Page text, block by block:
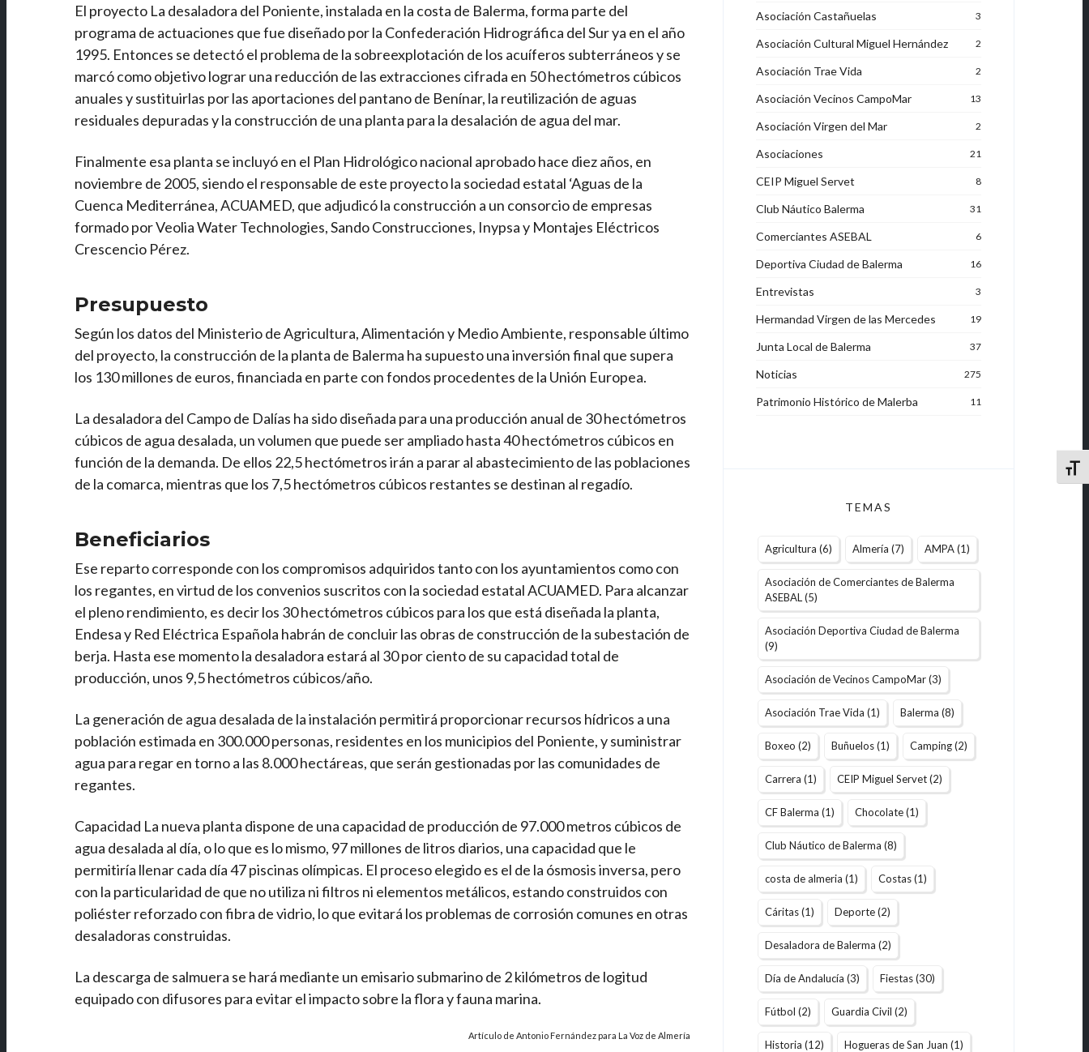
El proyecto La desaladora del Poniente, instalada en la costa de Balerma, forma parte del
programa de actuaciones que fue diseñado por la Confederación Hidrográfica del Sur ya en el año
1995. Entonces se detectó el problema de la sobreexplotación de los acuíferos subterráneos y se
marcó como objetivo lograr una reducción de las extracciones cifrada en 50 hectómetros cúbicos
anuales y sustituirlas por las aportaciones del pantano de Benínar, la reutilización de aguas
residuales depuradas y la construcción de una planta para la desalación de agua del mar.
Finalmente esa planta se incluyó en el Plan Hidrológico nacional aprobado hace diez años, en
noviembre de 2005, siendo el responsable de este proyecto la sociedad estatal ‘Aguas de la
Cuenca Mediterránea, ACUAMED, que adjudicó la construcción a un consorcio de empresas
formado por Veolia Water Technologies, Sando Construcciones, Inypsa y Montajes Eléctricos
Crescencio Pérez.
Presupuesto
Según los datos del Ministerio de Agricultura, Alimentación y Medio Ambiente, responsable último
del proyecto, la construcción de la planta de Balerma ha supuesto una inversión final que supera
los 130 millones de euros, financiada en parte con fondos procedentes de la Unión Europea.
La desaladora del Campo de Dalías ha sido diseñada para una producción anual de 30 hectómetros
cúbicos de agua desalada, un volumen que puede ser ampliado hasta 40 hectómetros cúbicos en
función de la demanda. De ellos 22,5 hectómetros irán a parar al abastecimiento de las poblaciones
de la comarca, mientras que los 7,5 hectómetros cúbicos restantes se destinan al regadío.
Beneficiarios
Ese reparto corresponde con los compromisos adquiridos tanto con los ayuntamientos como con
los regantes, en virtud de los convenios suscritos con la sociedad estatal ACUAMED. Para alcanzar
el pleno rendimiento, es decir los 30 hectómetros cúbicos para los que está diseñada la planta,
Endesa y Red Eléctrica Española habrán de concluir las obras de construcción de la subestación de
berja. Hasta ese momento la desaladora estará al 30 por ciento de su capacidad total de
producción, unos 9,5 hectómetros cúbicos/año.
La generación de agua desalada de la instalación permitirá proporcionar recursos hídricos a una
población estimada en 300.000 personas, residentes en los municipios del Poniente, y suministrar
agua para regar en torno a las 8.000 hectáreas, que serán gestionadas por las comunidades de
regantes.
Capacidad La nueva planta dispone de una capacidad de producción de 97.000 metros cúbicos de
agua desalada al día, o lo que es lo mismo, 97 millones de litros diarios, una capacidad que le
permitiría llenar cada día 47 piscinas olímpicas. El proceso elegido es el de la ósmosis inversa, pero
con la particularidad de que no utiliza ni filtros ni elementos metálicos, estando construidos con
poliéster reforzado con fibra de vidrio, lo que evitará los problemas de corrosión comunes en otras
desaladoras construidas.
La descarga de salmuera se hará mediante un emisario submarino de 2 kilómetros de logitud
equipado con difusores para evitar el impacto sobre la flora y fauna marina.
Artículo de Antonio Fernández para La Voz de Almería
Asociación Castañuelas 3
Asociación Cultural Miguel Hernández 2
Asociación Trae Vida 2
Asociación Vecinos CampoMar 13
Asociación Virgen del Mar 2
Asociaciones 21
CEIP Miguel Servet 8
Club Náutico Balerma 31
Comerciantes ASEBAL 6
Deportiva Ciudad de Balerma 16
Entrevistas 3
Hermandad Virgen de las Mercedes 19
Junta Local de Balerma 37
Noticias 275
Patrimonio Histórico de Malerba 11
TEMAS
Agricultura (6) Almería (7) AMPA(1)
Asociación de Comerciantes de Balerma
ASEBAL(5)
Asociación Deportiva Ciudad de Balerma
(9)
Asociación de Vecinos CampoMar(3)
Asociación Trae Vida (1) Balerma (8)
Boxeo (2) Buñuelos(1) Camping(2)
Carrera (1) CEIP Miguel Servet(2)
CF Balerma (1) Chocolate(1)
Club Náutico de Balerma (8)
costa de almeria (1) Costas(1)
Cáritas(1) Deporte(2)
Desaladora de Balerma (2)
Día de Andalucía (3) Fiestas(30)
Fútbol (2) Guardia Civil (2)
Historia (12) Hogueras de San Juan (1)